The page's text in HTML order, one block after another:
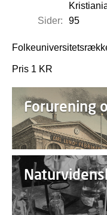
Sider:
95
Pris 1 KR
Forurening